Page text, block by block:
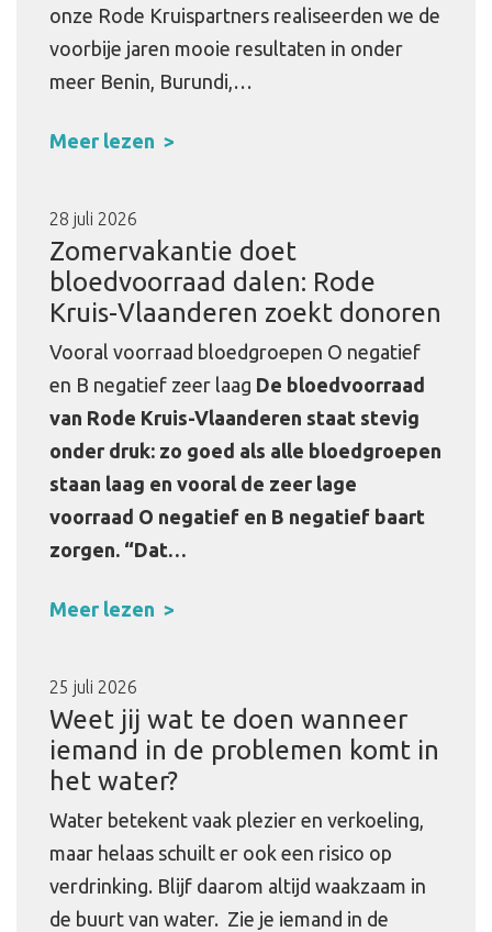
onze Rode Kruispartners realiseerden we de
voorbije jaren mooie resultaten in onder
meer Benin, Burundi,…
Meer lezen
28 juli 2026
Zomervakantie doet
bloedvoorraad dalen: Rode
Kruis-Vlaanderen zoekt donoren
Vooral voorraad bloedgroepen O negatief
en B negatief zeer laag De bloedvoorraad
van Rode Kruis-Vlaanderen staat stevig
onder druk: zo goed als alle bloedgroepen
staan laag en vooral de zeer lage
voorraad O negatief en B negatief baart
zorgen. “Dat…
Meer lezen
25 juli 2026
Weet jij wat te doen wanneer
iemand in de problemen komt in
het water?
Water betekent vaak plezier en verkoeling,
maar helaas schuilt er ook een risico op
verdrinking. Blijf daarom altijd waakzaam in
de buurt van water. Zie je iemand in de